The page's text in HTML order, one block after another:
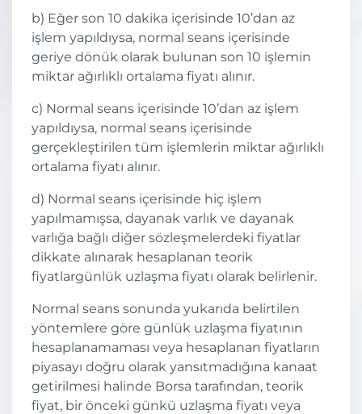
b) Eğer son 10 dakika içerisinde 10’dan az
işlem yapıldıysa, normal seans içerisinde
geriye dönük olarak bulunan son 10 işlemin
miktar ağırlıklı ortalama fiyatı alınır.
c) Normal seans içerisinde 10’dan az işlem
yapıldıysa, normal seans içerisinde
gerçekleştirilen tüm işlemlerin miktar ağırlıklı
ortalama fiyatı alınır.
d) Normal seans içerisinde hiç işlem
yapılmamışsa, dayanak varlık ve dayanak
varlığa bağlı diğer sözleşmelerdeki fiyatlar
dikkate alınarak hesaplanan teorik
fiyatlargünlük uzlaşma fiyatı olarak belirlenir.
Normal seans sonunda yukarıda belirtilen
yöntemlere göre günlük uzlaşma fiyatının
hesaplanamaması veya hesaplanan fiyatların
piyasayı doğru olarak yansıtmadığına kanaat
getirilmesi halinde Borsa tarafından, teorik
fiyat, bir önceki günkü uzlaşma fiyatı veya